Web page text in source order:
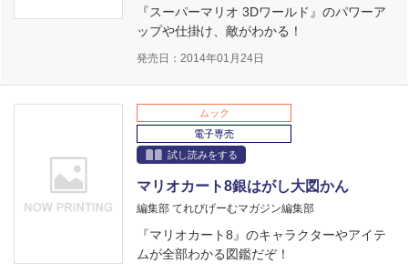
『スーパーマリオ 3Dワールド』のパワーア
ップや仕掛け、敵がわかる！
発売日：2014年01月24日
ムック
電子専売
試し読みをする
マリオカート8銀はがし大図かん
編集部 てれびげーむマガジン編集部
『マリオカート8』のキャラクターやアイテ
ムが全部わかる図鑑だぞ！